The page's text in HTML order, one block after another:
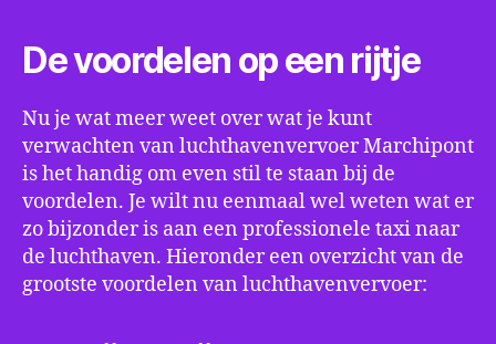
De voordelen op een rijtje
Nu je wat meer weet over wat je kunt
verwachten van luchthavenvervoer Marchipont
is het handig om even stil te staan bij de
voordelen. Je wilt nu eenmaal wel weten wat er
zo bijzonder is aan een professionele taxi naar
de luchthaven. Hieronder een overzicht van de
grootste voordelen van luchthavenvervoer: